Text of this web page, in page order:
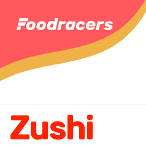
Zushi